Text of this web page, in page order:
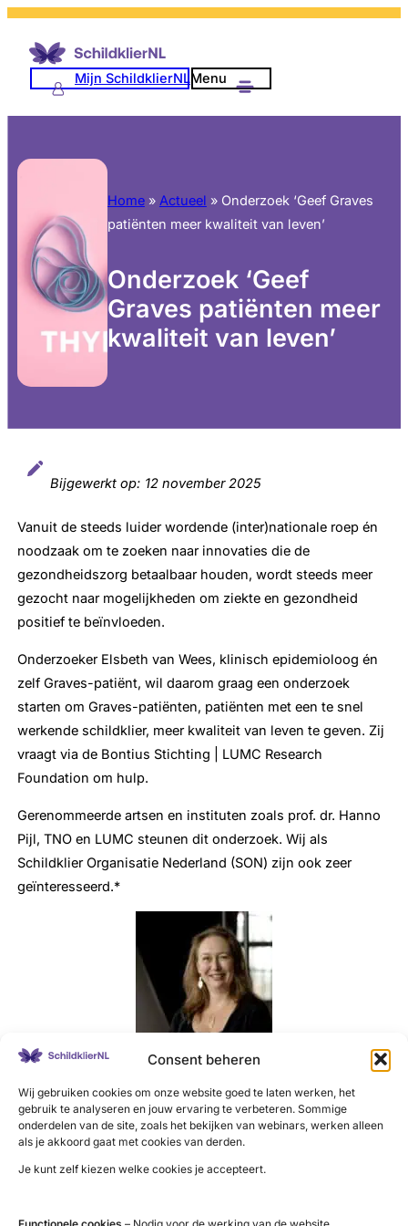
Consent beheren
Wij gebruiken cookies om onze website goed te laten werken, het
gebruik te analyseren en jouw ervaring te verbeteren. Sommige
onderdelen van de site, zoals het bekijken van webinars, werken alleen
als je akkoord gaat met cookies van derden.
Je kunt zelf kiezen welke cookies je accepteert.
Mijn SchildklierNLMenu
Home» Actueel » Onderzoek ‘Geef Graves
patiënten meer kwaliteit van leven’
Onderzoek ‘Geef
Graves patiënten meer
kwaliteit van leven’
Bijgewerkt op: 12 november 2025
Vanuit de steeds luider wordende (inter)nationale roep én
noodzaak om te zoeken naar innovaties die de
gezondheidszorg betaalbaar houden, wordt steeds meer
gezocht naar mogelijkheden om ziekte en gezondheid
positief te beïnvloeden.
Onderzoeker Elsbeth van Wees, klinisch epidemioloog én
zelf Graves-patiënt, wil daarom graag een onderzoek
starten om Graves-patiënten, patiënten met een te snel
werkende schildklier, meer kwaliteit van leven te geven. Zij
vraagt via de Bontius Stichting | LUMC Research
Foundation om hulp.
Gerenommeerde artsen en instituten zoals prof. dr. Hanno
Pijl, TNO en LUMC steunen dit onderzoek. Wij als
Schildklier Organisatie Nederland (SON) zijn ook zeer
geïnteresseerd.*
Onderzoeker Van Wees: “Ik wilde als Graves-patiënt heel
graag zélf positief bijdragen aan het ziekteverloop door
mijn voeding aan te passen, maar daar was weinig
evidence based over bekend. Ik zag daar dieet- en
researchmogelijkheden in. Met dit onderzoek kunnen we